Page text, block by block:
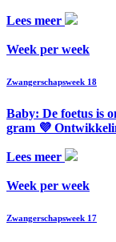
Lees meer
Week per week
Zwangerschapsweek 18
Baby: De foetus is
gram 💜
Lees meer
Week per week
Zwangerschapsweek 17